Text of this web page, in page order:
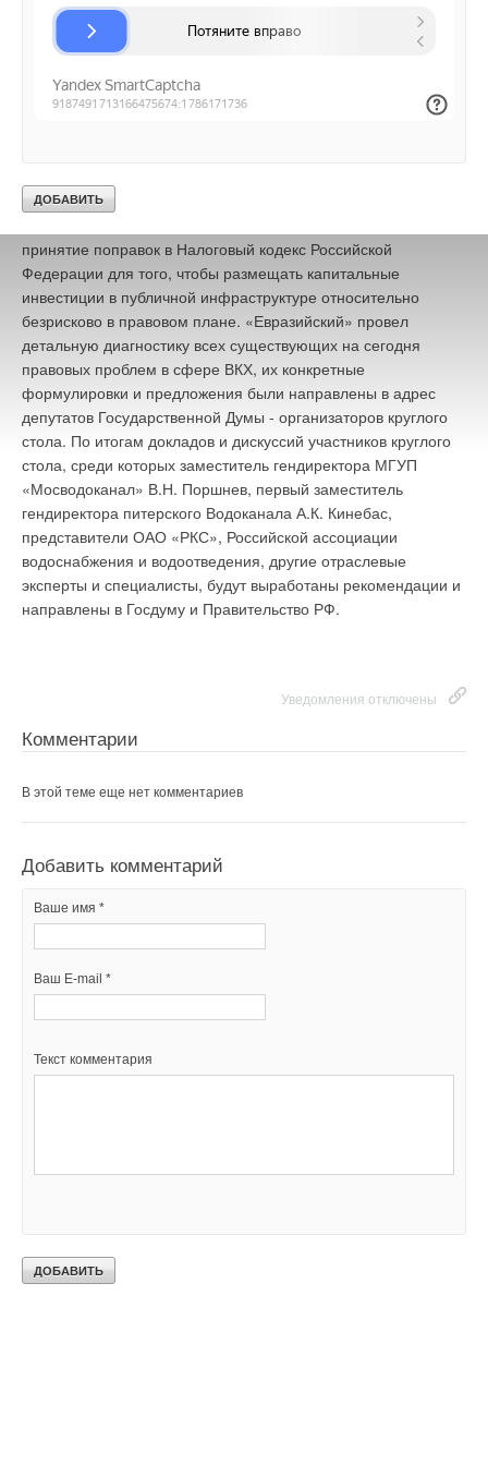
реконструкцию очистных сооружений. Необходим
продуманный комплекс мер организационного, правового,
финансово-экономического характера. Председатель Совета
директоров ОАО «Евразийский» Сергей Яшечкин
остановился на вопросах совершенствования
налогообложения концессионера и концедента в период
принятие поправок в Налоговый кодекс Российской
Федерации для того, чтобы размещать капитальные
инвестиции в публичной инфраструктуре относительно
безрисково в правовом плане. «Евразийский» провел
детальную диагностику всех существующих на сегодня
правовых проблем в сфере ВКХ, их конкретные
формулировки и предложения были направлены в адрес
депутатов Государственной Думы - организаторов круглого
стола. По итогам докладов и дискуссий участников круглого
стола, среди которых заместитель гендиректора МГУП
«Мосводоканал» В.Н. Поршнев, первый заместитель
гендиректора питерского Водоканала А.К. Кинебас,
представители ОАО «РКС», Российской ассоциации
водоснабжения и водоотведения, другие отраслевые
эксперты и специалисты, будут выработаны рекомендации и
направлены в Госдуму и Правительство РФ.
Уведомления отключены
Комментарии
В этой теме еще нет комментариев
Добавить комментарий
Ваше имя *
Ваш E-mail *
Текст комментария